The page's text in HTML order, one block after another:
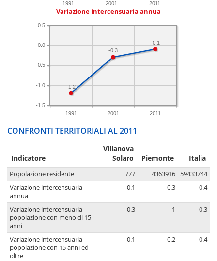
1991 2001 2011
Variazione intercensuaria annua
1991 2001 2011
-1.5
-1.0
-0.5
0.0
0.5
-0.1
-0.3
-1.2
CONFRONTI TERRITORIALI AL 2011
Indicatore
Villanova
Solaro
Piemonte Italia
Popolazione residente 777 4363916
59433744
Variazione intercensuaria
annua
-0.1 0.3 0.4
Variazione intercensuaria
popolazione con meno di 15
anni
0.3 1 0.3
Variazione intercensuaria
popolazione con 15 anni ed
oltre
-0.1 0.2 0.4